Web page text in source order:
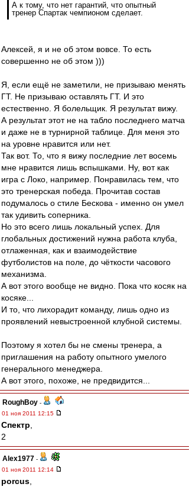
А к тому, что нет гарантий, что опытный
тренер Спартак чемпионом сделает.
Алексей, я и не об этом вовсе. То есть
совершенно не об этом )))
Я, если ещё не заметили, не призываю менять
ГТ. Не призываю оставлять ГТ. И это
естественно. Я болельщик. Я результат вижу.
А результат этот не на табло последнего матча
и даже не в турнирной таблице. Для меня это
на уровне нравится или нет.
Так вот. То, что я вижу последние лет восемь
мне нравится лишь вспышками. Ну, вот как
игра с Локо, например. Понравилась тем, что
это тренерская победа. Прочитав состав
подумалось о стиле Бескова - именно он умел
так удивить соперника.
Но это всего лишь локальный успех. Для
глобальных достижений нужна работа клуба,
отлаженная, как и взаимодействие
футболистов на поле, до чёткости часового
механизма.
А вот этого вообще не видно. Пока что косяк на
косяке...
И то, что лихорадит команду, лишь одно из
проявлений невыстроенной клубной системы.
Поэтому я хотел бы не смены тренера, а
приглашения на работу опытного умелого
генерального менеджера.
А вот этого, похоже, не предвидится...
RoughBoy -
01 ноя 2011 12:15
Спектр
2
Alex1977 -
01 ноя 2011 12:14
porcus